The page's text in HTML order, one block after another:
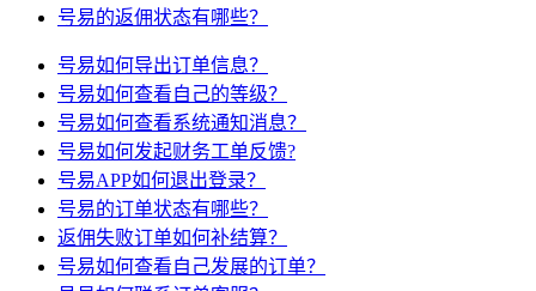
号易的返佣状态有哪些？
号易如何导出订单信息？
号易如何查看自己的等级？
号易如何查看系统通知消息？
号易如何发起财务工单反馈?
号易APP如何退出登录？
号易的订单状态有哪些？
返佣失败订单如何补结算？
号易如何查看自己发展的订单？